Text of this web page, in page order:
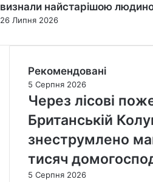
визнали найстарішою
26 Липня 2026
Рекомендовані
5 Серпня 2026
Через лісові
Британській
знеструмлено
тисяч
5 Серпня 2026